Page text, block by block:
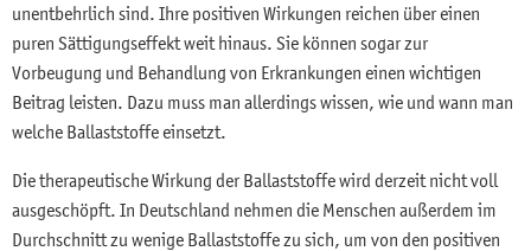
unentbehrlich sind. Ihre positiven Wirkungen reichen über einen
puren Sättigungseffekt weit hinaus. Sie können sogar zur
Vorbeugung und Behandlung von Erkrankungen einen wichtigen
Beitrag leisten. Dazu muss man allerdings wissen, wie und wann man
welche Ballaststoffe einsetzt.
Die therapeutische Wirkung der Ballaststoffe wird derzeit nicht voll
ausgeschöpft. In Deutschland nehmen die Menschen außerdem im
Durchschnitt zu wenige Ballaststoffe zu sich, um von den positiven